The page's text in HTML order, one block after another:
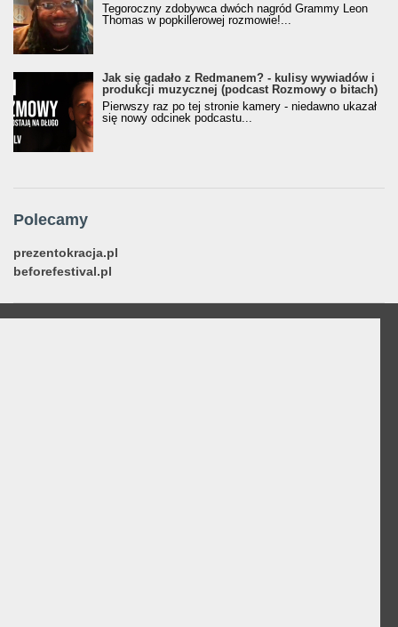
Tegoroczny zdobywca dwóch nagród Grammy Leon
Thomas w popkillerowej rozmowie!...
Jak się gadało z Redmanem? - kulisy wywiadów i
produkcji muzycznej (podcast Rozmowy o bitach)
Pierwszy raz po tej stronie kamery - niedawno ukazał
się nowy odcinek podcastu...
Polecamy
prezentokracja.pl
beforefestival.pl